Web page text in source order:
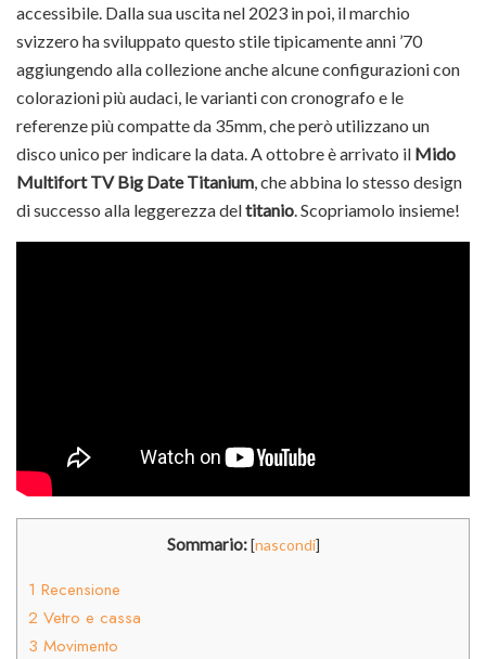
accessibile. Dalla sua uscita nel 2023 in poi, il marchio
svizzero ha sviluppato questo stile tipicamente anni ’70
aggiungendo alla collezione anche alcune configurazioni con
colorazioni più audaci, le varianti con cronografo e le
referenze più compatte da 35mm, che però utilizzano un
disco unico per indicare la data. A ottobre è arrivato il Mido
Multifort TV Big Date Titanium , che abbina lo stesso design
di successo alla leggerezza deltitanio . Scopriamolo insieme!
Sommario: [nascondi]
1 Recensione
2 Vetro e cassa
3 Movimento